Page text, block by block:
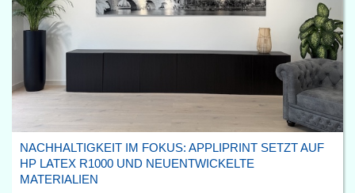
NACHHALTIGKEIT IM FOKUS: APPLIPRINT SETZT AUF
HP LATEX R1000 UND NEUENTWICKELTE
MATERIALIEN